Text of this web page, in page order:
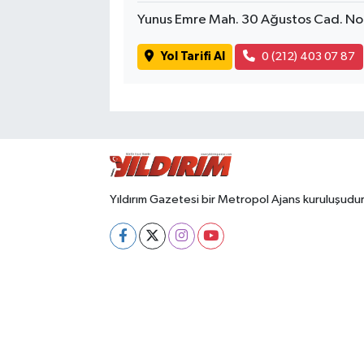
Yunus Emre Mah. 30 Ağustos Cad.
Yol Tarifi Al 0 (212) 403 07 87
Yıldırım Gazetesi bir Metropol Ajans